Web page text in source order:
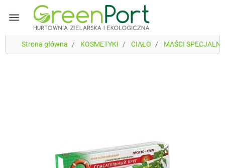
menu
Strona główna KOSMETYKI CIAŁO MAŚCI